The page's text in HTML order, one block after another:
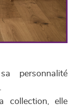
personnalité
collection, elle